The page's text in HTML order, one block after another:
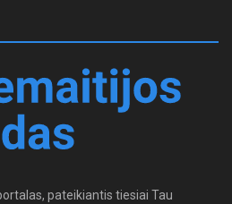
pateikiantis tiesiai Tau